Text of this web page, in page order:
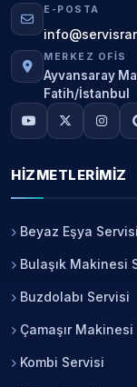
E-POSTA
MERKEZ OFIS
Ayvansaray
Fatih/İstanbul
HIZMETLERIMIZ
Beyaz Eşya Servisi
Bulaşık Makinesi
Buzdolabı Servisi
Çamaşır
Kombi Servisi